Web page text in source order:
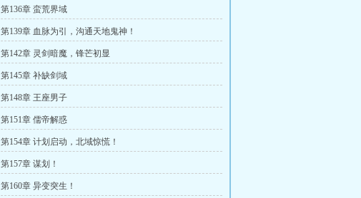
第136章 蛮荒界域
第139章 血脉为引，沟通天地鬼神！
第142章 灵剑暗魔，锋芒初显
第145章 补缺剑域
第148章 王座男子
第151章 儒帝解惑
第154章 计划启动，北域惊慌！
第157章 谋划！
第160章 异变突生！